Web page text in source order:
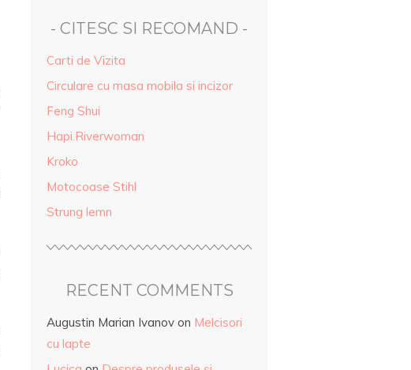
- CITESC SI RECOMAND -
Carti de Vizita
Circulare cu masa mobila si incizor
Feng Shui
Hapi.Riverwoman
Kroko
Motocoase Stihl
Strung lemn
RECENT COMMENTS
Augustin Marian Ivanov on Melcisori
cu lapte